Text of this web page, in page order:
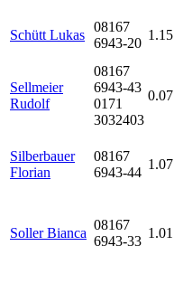
Schütt Lukas
08167
6943-20
1.15
Sellmeier
Rudolf
08167
6943-43
0171
3032403
0.07
Silberbauer
Florian
08167
6943-44
1.07
Soller Bianca
08167
6943-33
1.01